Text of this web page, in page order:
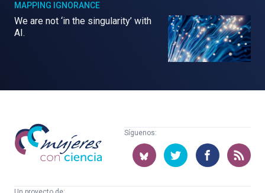
MAPPING IGNORANCE
We are not ‘in the singularity’ with
AI.
Mujeres
con
ciencia
Síguenos: